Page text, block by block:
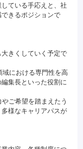
ている手応えと、社
きるポジションで
きくしていく予定で
における専門性を高
集長といった役割に
ご希望を踏まえたう
様なキャリアパスが